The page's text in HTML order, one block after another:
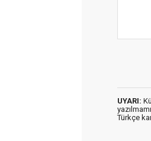
UYARI:
Türkçe